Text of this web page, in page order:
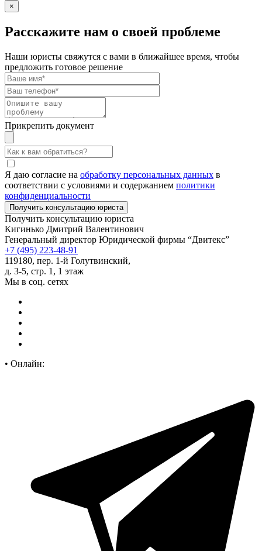
×
Расскажите нам о своей проблеме
Наши юристы свяжутся с вами в ближайшее время, чтобы
предложить готовое решение
Прикрепить документ
Я даю согласие на обработку персональных данных в
соответствии с условиями и содержанием политики
конфиденциальности
Получить консультацию юриста
Кигинько Дмитрий Валентинович
Генеральный директор Юридической фирмы “Двитекс”
+7 (495) 223-48-91
119180, пер. 1-й Голутвинский,
д. 3-5, стр. 1, 1 этаж
Мы в соц. сетях
• Онлайн: